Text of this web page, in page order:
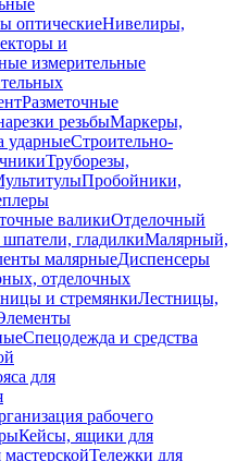
оптическиеНивелиры,
и
измерительные
Разметочные
резьбыМаркеры,
ударныеСтроительно-
Труборезы,
Пробойники,
валикиОтделочный
гладилкиМалярный,
малярныеДиспенсеры
отделочных
и стремянкиЛестницы,
Спецодежда и средства
для
рабочего
Кейсы, ящики для
Тележки для